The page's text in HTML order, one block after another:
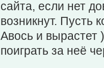
сайта, если нет
возникнут. Пусть
Авось и вырастет
поиграть за неё